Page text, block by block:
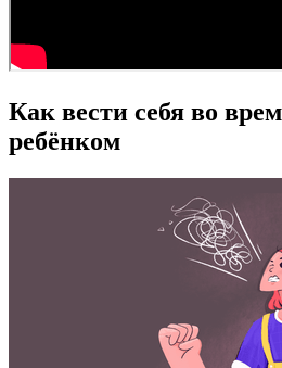
Как вести себя во
ребёнком